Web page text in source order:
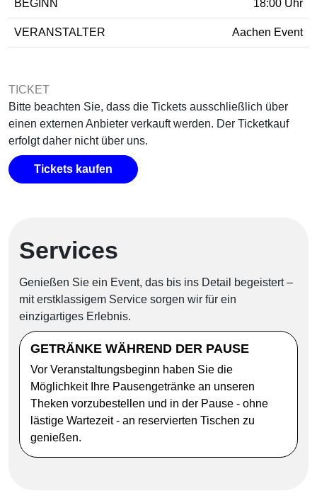
BEGINN 18:00 Uhr
VERANSTALTER Aachen Event
TICKET
Bitte beachten Sie, dass die Tickets ausschließlich über
einen externen Anbieter verkauft werden. Der Ticketkauf
erfolgt daher nicht über uns.
Tickets kaufen
Services
Genießen Sie ein Event, das bis ins Detail begeistert –
mit erstklassigem Service sorgen wir für ein
einzigartiges Erlebnis.
GETRÄNKE WÄHREND DER PAUSE
Vor Veranstaltungsbeginn haben Sie die
Möglichkeit Ihre Pausengetränke an unseren
Theken vorzubestellen und in der Pause - ohne
lästige Wartezeit - an reservierten Tischen zu
genießen.